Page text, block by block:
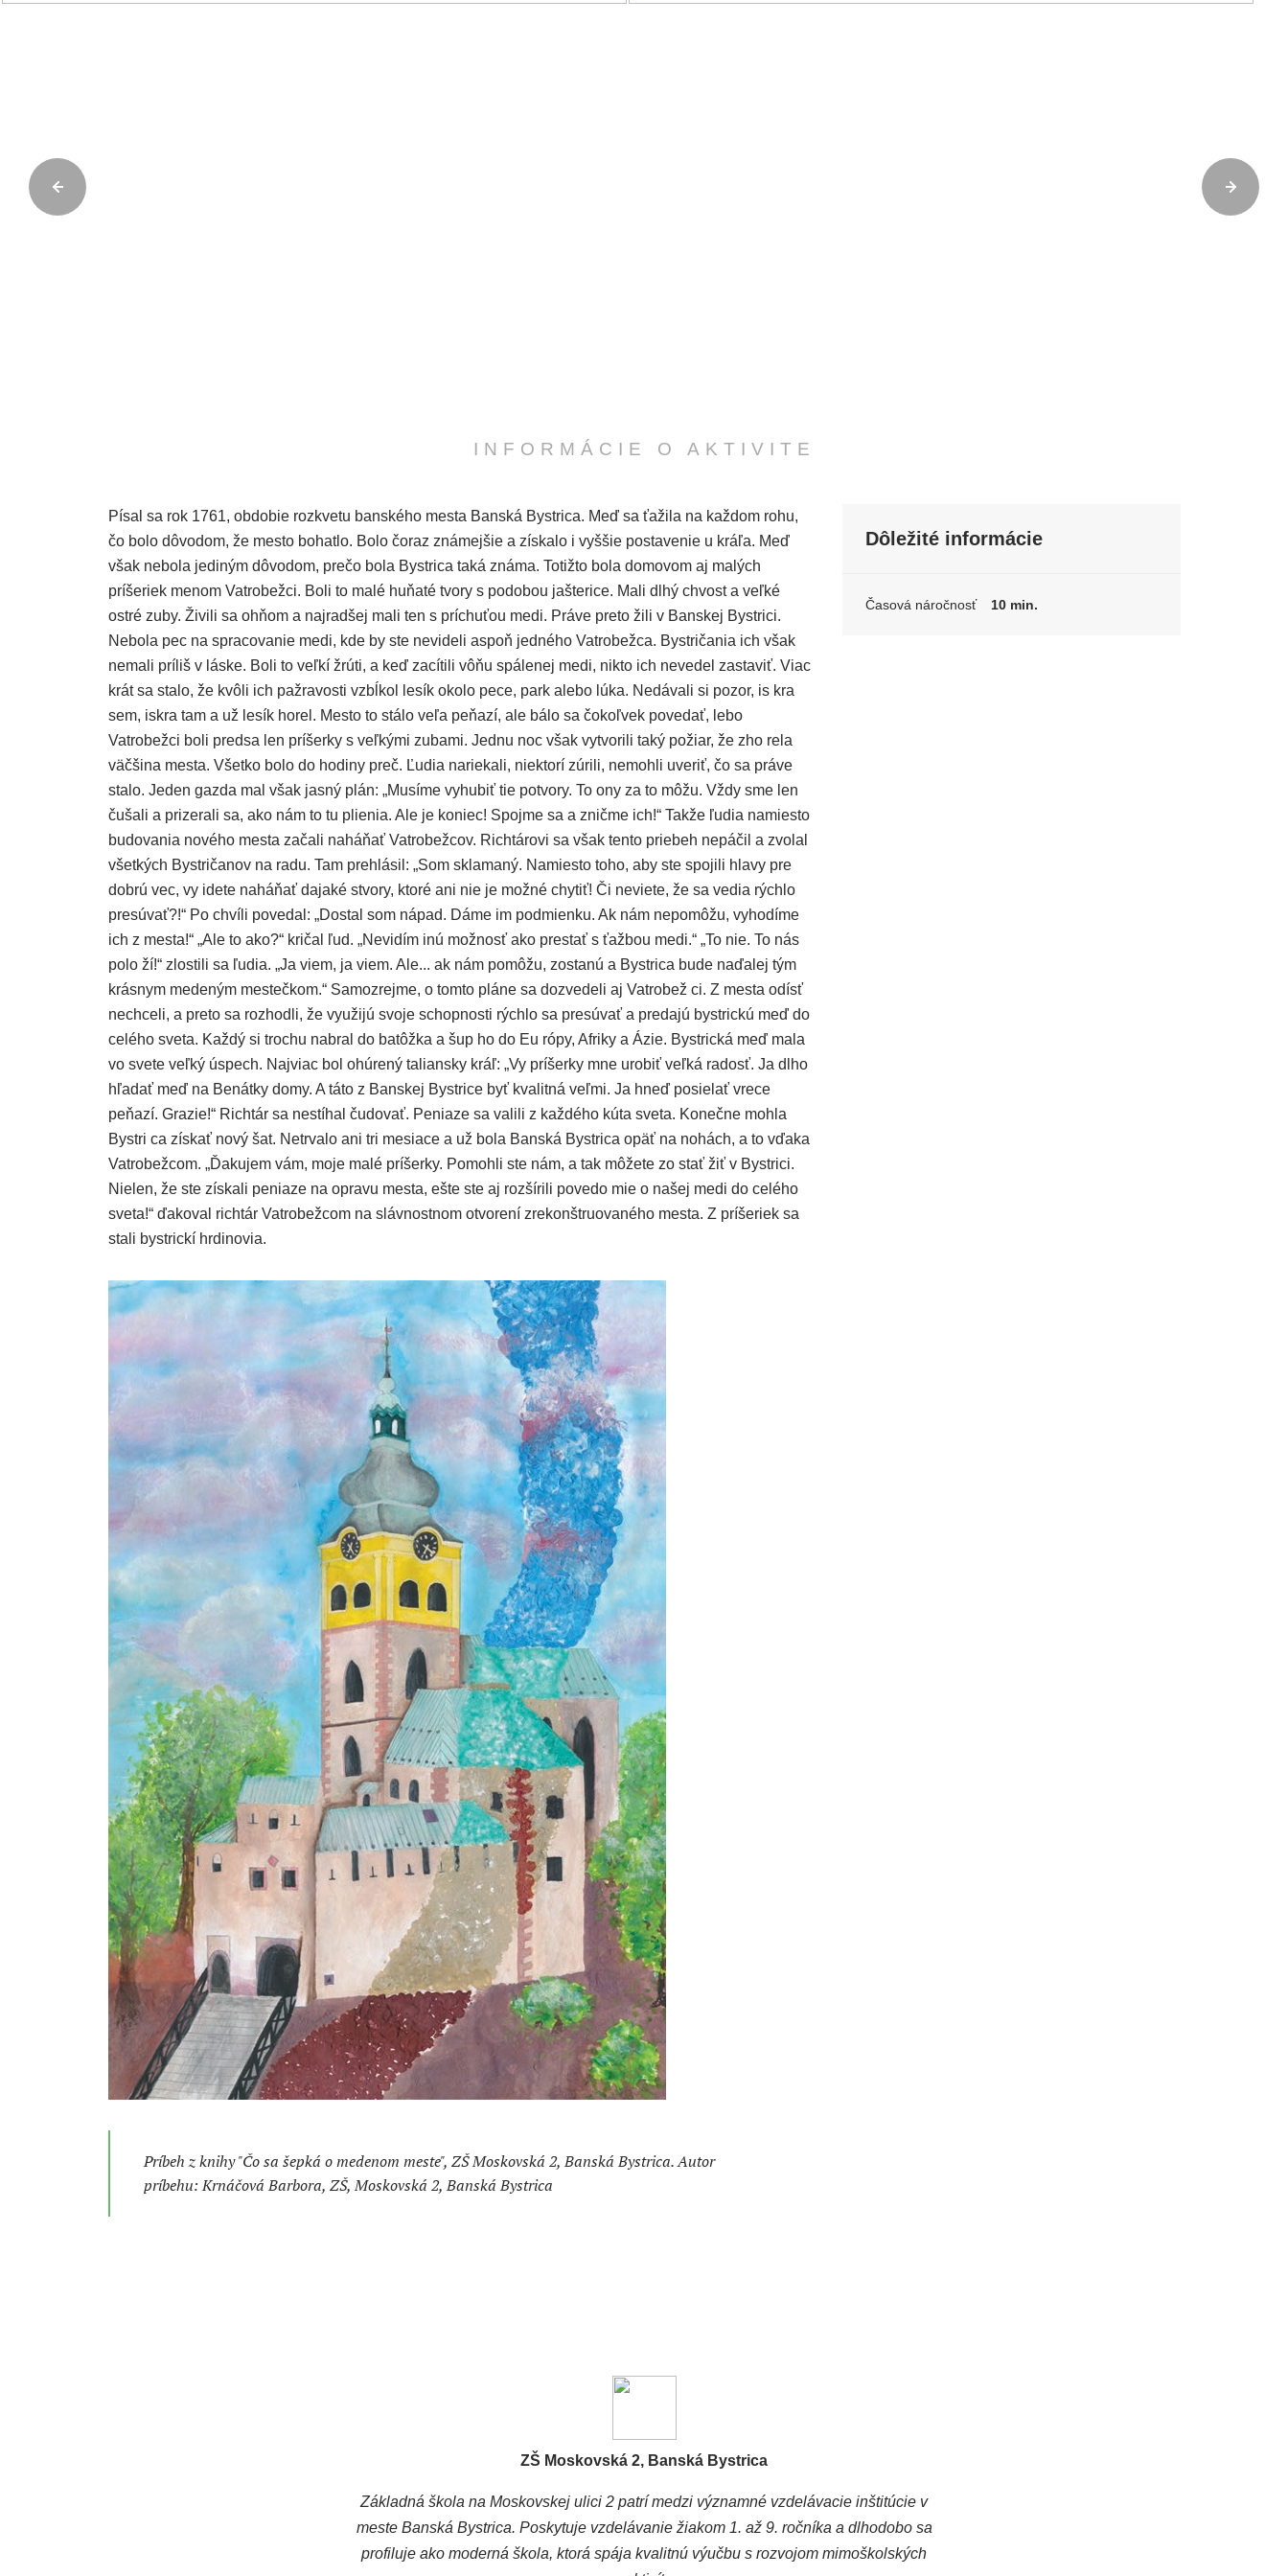
INFORMÁCIE O AKTIVITE
Písal sa rok 1761, obdobie rozkvetu banského mesta Banská Bystrica. Meď sa ťažila na každom rohu,
čo bolo dôvodom, že mesto bohatlo. Bolo čoraz známejšie a získalo i vyššie postavenie u kráľa. Meď
však nebola jediným dôvodom, prečo bola Bystrica taká známa. Totižto bola domovom aj malých
príšeriek menom Vatrobežci. Boli to malé huňaté tvory s podobou jašterice. Mali dlhý chvost a veľké
ostré zuby. Živili sa ohňom a najradšej mali ten s príchuťou medi. Práve preto žili v Banskej Bystrici.
Nebola pec na spracovanie medi, kde by ste nevideli aspoň jedného Vatrobežca. Bystričania ich však
nemali príliš v láske. Boli to veľkí žrúti, a keď zacítili vôňu spálenej medi, nikto ich nevedel zastaviť. Viac
krát sa stalo, že kvôli ich pažravosti vzbĺkol lesík okolo pece, park alebo lúka. Nedávali si pozor, is kra
sem, iskra tam a už lesík horel. Mesto to stálo veľa peňazí, ale bálo sa čokoľvek povedať, lebo
Vatrobežci boli predsa len príšerky s veľkými zubami. Jednu noc však vytvorili taký požiar, že zho rela
väčšina mesta. Všetko bolo do hodiny preč. Ľudia nariekali, niektorí zúrili, nemohli uveriť, čo sa práve
stalo. Jeden gazda mal však jasný plán: „Musíme vyhubiť tie potvory. To ony za to môžu. Vždy sme len
čušali a prizerali sa, ako nám to tu plienia. Ale je koniec! Spojme sa a zničme ich!“ Takže ľudia namiesto
budovania nového mesta začali naháňať Vatrobežcov. Richtárovi sa však tento priebeh nepáčil a zvolal
všetkých Bystričanov na radu. Tam prehlásil: „Som sklamaný. Namiesto toho, aby ste spojili hlavy pre
dobrú vec, vy idete naháňať dajaké stvory, ktoré ani nie je možné chytiť! Či neviete, že sa vedia rýchlo
presúvať?!“ Po chvíli povedal: „Dostal som nápad. Dáme im podmienku. Ak nám nepomôžu, vyhodíme
ich z mesta!“ „Ale to ako?“ kričal ľud. „Nevidím inú možnosť ako prestať s ťažbou medi.“ „To nie. To nás
polo ží!“ zlostili sa ľudia. „Ja viem, ja viem. Ale... ak nám pomôžu, zostanú a Bystrica bude naďalej tým
krásnym medeným mestečkom.“ Samozrejme, o tomto pláne sa dozvedeli aj Vatrobež ci. Z mesta odísť
nechceli, a preto sa rozhodli, že využijú svoje schopnosti rýchlo sa presúvať a predajú bystrickú meď do
celého sveta. Každý si trochu nabral do batôžka a šup ho do Eu rópy, Afriky a Ázie. Bystrická meď mala
vo svete veľký úspech. Najviac bol ohúrený taliansky kráľ: „Vy príšerky mne urobiť veľká radosť. Ja dlho
hľadať meď na Benátky domy. A táto z Banskej Bystrice byť kvalitná veľmi. Ja hneď posielať vrece
peňazí. Grazie!“ Richtár sa nestíhal čudovať. Peniaze sa valili z každého kúta sveta. Konečne mohla
Bystri ca získať nový šat. Netrvalo ani tri mesiace a už bola Banská Bystrica opäť na nohách, a to vďaka
Vatrobežcom. „Ďakujem vám, moje malé príšerky. Pomohli ste nám, a tak môžete zo stať žiť v Bystrici.
Nielen, že ste získali peniaze na opravu mesta, ešte ste aj rozšírili povedo mie o našej medi do celého
sveta!“ ďakoval richtár Vatrobežcom na slávnostnom otvorení zrekonštruovaného mesta. Z príšeriek sa
stali bystrickí hrdinovia.
Príbeh z knihy "Čo sa šepká o medenom meste", ZŠ Moskovská 2, Banská Bystrica. Autor
príbehu: Krnáčová Barbora, ZŠ, Moskovská 2, Banská Bystrica
Dôležité informácie
Časová náročnosť 10 min.
ZŠ Moskovská 2, Banská Bystrica
Základná škola na Moskovskej ulici 2 patrí medzi významné vzdelávacie inštitúcie v
meste Banská Bystrica. Poskytuje vzdelávanie žiakom 1. až 9. ročníka a dlhodobo sa
profiluje ako moderná škola, ktorá spája kvalitnú výučbu s rozvojom mimoškolských